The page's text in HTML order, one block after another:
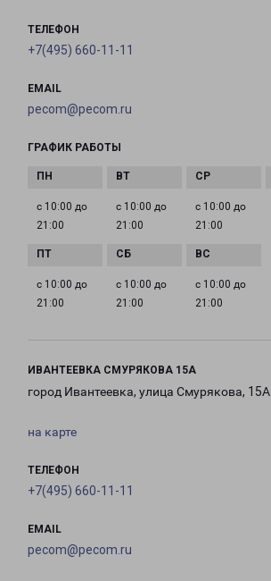
ТЕЛЕФОН
+7(495) 660-11-11
EMAIL
pecom@pecom.ru
ГРАФИК РАБОТЫ
с 10:00 до
21:00
с 10:00 до
21:00
с 10:00 до
21:00
с 10:00 до
21:00
с 10:00 до
21:00
с 10:00 до
21:00
ИВАНТЕЕВКА СМУРЯКОВА 15А
город Ивантеевка, улица Смурякова, 15А
на карте
ТЕЛЕФОН
+7(495) 660-11-11
EMAIL
pecom@pecom.ru